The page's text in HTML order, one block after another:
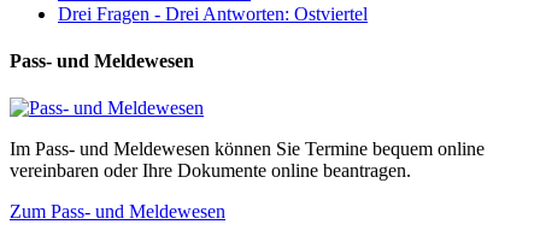
Drei Fragen - Drei Antworten: Ostviertel
Pass- und Meldewesen
Im Pass- und Meldewesen können Sie Termine bequem online
vereinbaren oder Ihre Dokumente online beantragen.
Zum Pass- und Meldewesen